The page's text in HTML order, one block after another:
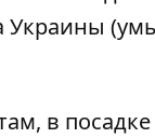
Украины
в